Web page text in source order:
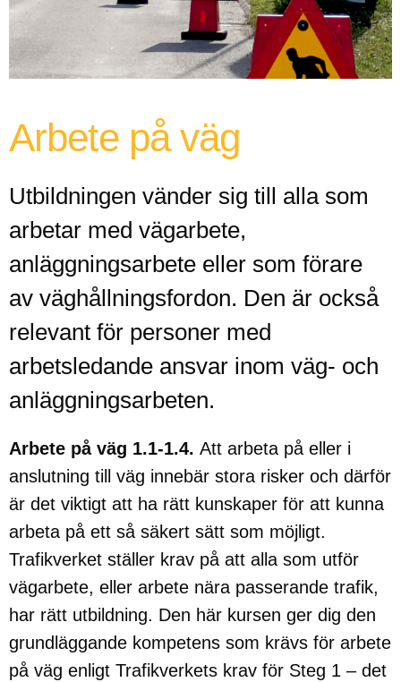
Arbete på väg
Utbildningen vänder sig till alla som
arbetar med vägarbete,
anläggningsarbete eller som förare
av väghållningsfordon. Den är också
relevant för personer med
arbetsledande ansvar inom väg- och
anläggningsarbeten.
Arbete på väg 1.1-1.4. Att arbeta på eller i
anslutning till väg innebär stora risker och därför
är det viktigt att ha rätt kunskaper för att kunna
arbeta på ett så säkert sätt som möjligt.
Trafikverket ställer krav på att alla som utför
vägarbete, eller arbete nära passerande trafik,
har rätt utbildning. Den här kursen ger dig den
grundläggande kompetens som krävs för arbete
på väg enligt Trafikverkets krav för Steg 1 – det